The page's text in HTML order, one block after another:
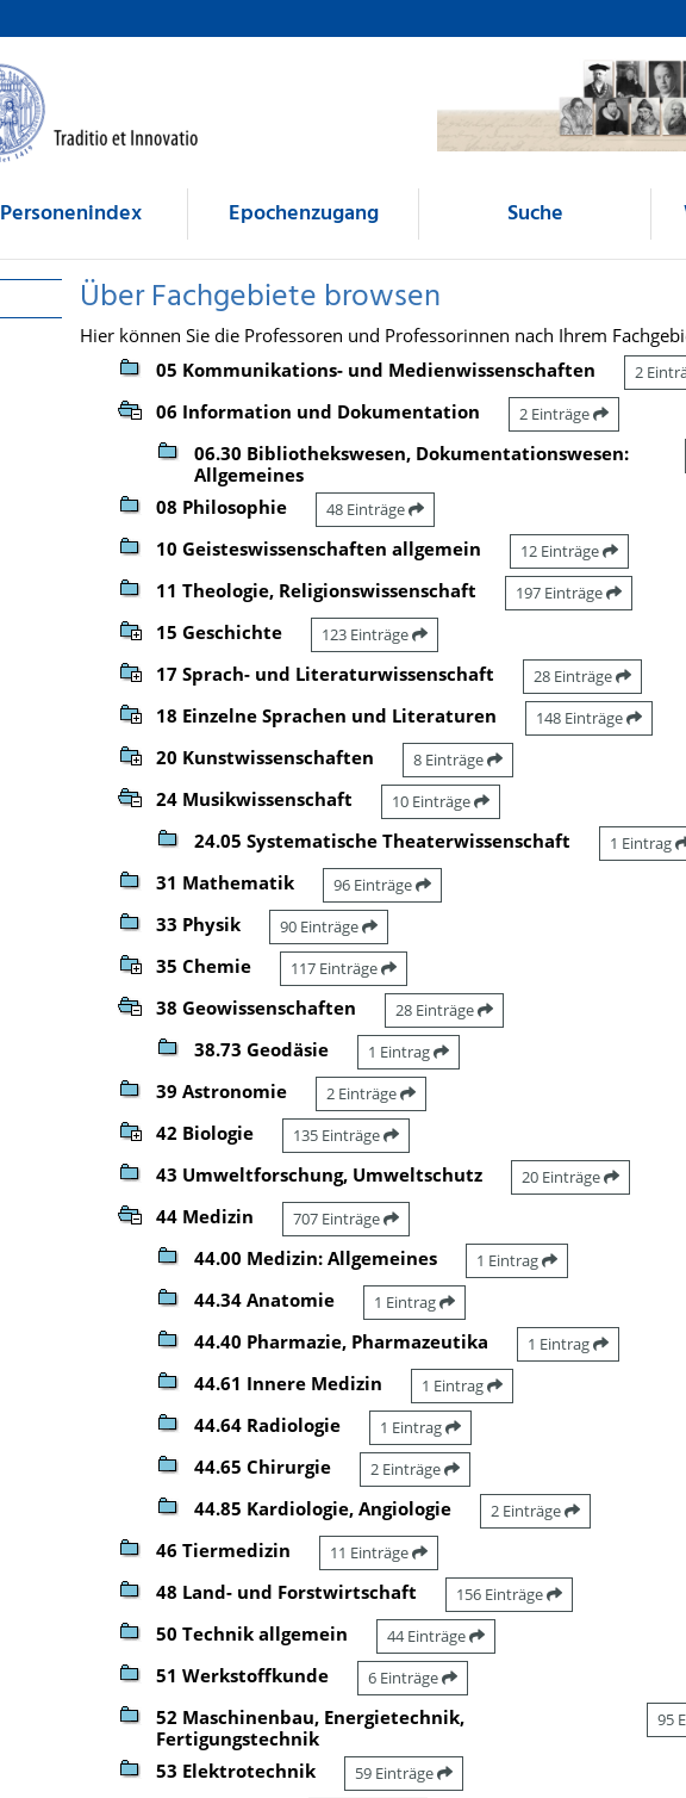
Personenindex Epochenzugang Suche
Über Fachgebiete browsen
Hier können Sie die Professoren und Professorinnen nach Ihrem
05 Kommunikations- und Medienwissenschaften
2
06 Information und Dokumentation 2 Einträge
06.30 Bibliothekswesen, Dokumentationswesen:
Allgemeines
08 Philosophie 48 Einträge
10 Geisteswissenschaften allgemein 12 Einträge
11 Theologie, Religionswissenschaft 197 Einträge
15 Geschichte 123 Einträge
17 Sprach- und Literaturwissenschaft 28 Einträge
18 Einzelne Sprachen und Literaturen 148 Einträge
20 Kunstwissenschaften 8 Einträge
24 Musikwissenschaft 10 Einträge
24.05 Systematische Theaterwissenschaft 1 Eintrag
31 Mathematik 96 Einträge
33 Physik 90 Einträge
35 Chemie 117 Einträge
38 Geowissenschaften 28 Einträge
38.73 Geodäsie 1 Eintrag
39 Astronomie 2 Einträge
42 Biologie 135 Einträge
43 Umweltforschung, Umweltschutz 20 Einträge
44 Medizin 707 Einträge
44.00 Medizin: Allgemeines 1 Eintrag
44.34 Anatomie 1 Eintrag
44.40 Pharmazie, Pharmazeutika 1 Eintrag
44.61 Innere Medizin 1 Eintrag
44.64 Radiologie 1 Eintrag
44.65 Chirurgie 2 Einträge
44.85 Kardiologie, Angiologie 2 Einträge
46 Tiermedizin 11 Einträge
48 Land- und Forstwirtschaft 156 Einträge
50 Technik allgemein 44 Einträge
51 Werkstoffkunde 6 Einträge
52 Maschinenbau, Energietechnik,
Fertigungstechnik
95
53 Elektrotechnik 59 Einträge